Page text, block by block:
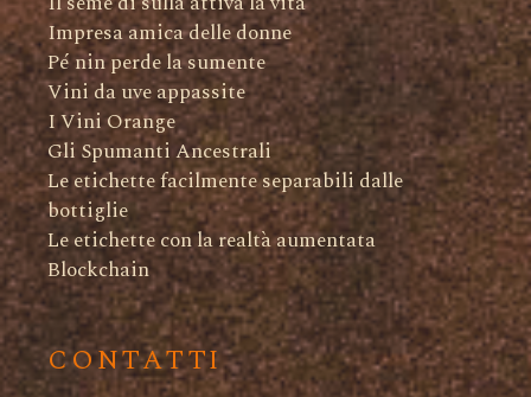
Impresa amica delle donne
Pé nin perde la sumente
Vini da uve appassite
I Vini Orange
Gli Spumanti Ancestrali
Le etichette facilmente separabili dalle
bottiglie
Le etichette con la realtà aumentata
Blockchain
CONTATTI